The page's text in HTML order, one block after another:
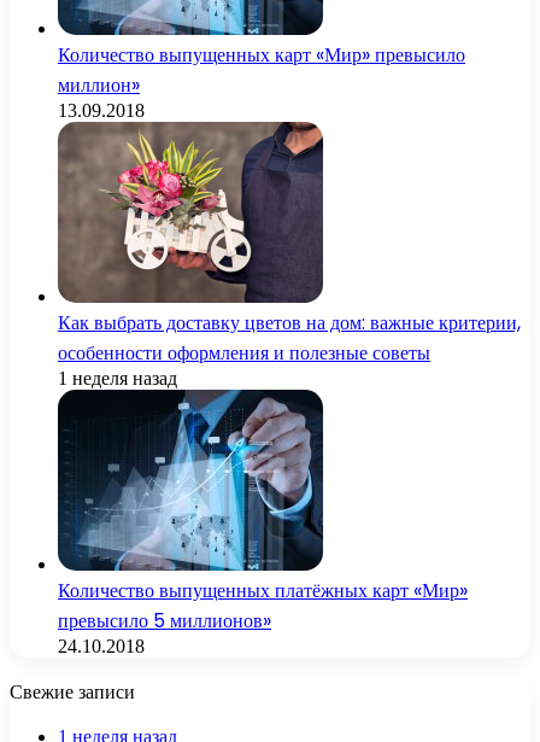
Количество выпущенных карт «Мир» превысило
миллион»
13.09.2018
Как выбрать доставку цветов на дом: важные критерии,
особенности оформления и полезные советы
1 неделя назад
Количество выпущенных платёжных карт «Мир»
превысило 5 миллионов»
24.10.2018
Свежие записи
1 неделя назад